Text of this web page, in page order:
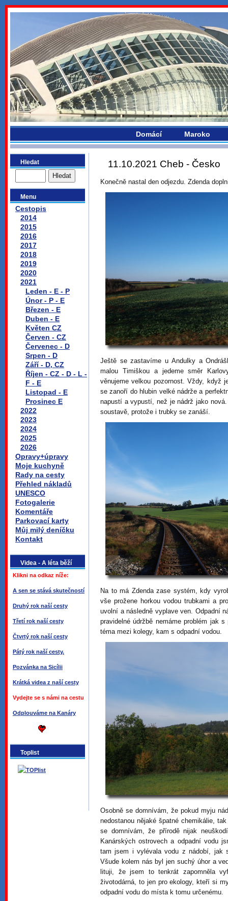
bydlikemevropou.com
Domácí Maroko
Hledat
Menu
Cestopis
2014
2015
2016
2017
2018
2019
2020
2021
Leden - E - P
Únor - P - E
Březen - E
Duben - E
Květen CZ
Červen - CZ
Červenec - D
Srpen - D
Září - D, CZ
Říjen - CZ - D - L -
F - E
Listopad - E
Prosinec E
2022
2023
2024
2025
2026
Opravy+úpravy
Moje kuchyně
Rady na cesty
Přehled nákladů
UNESCO
Fotogalerie
Komentáře
Parkovací karty
Můj milý deníčku
Kontakt
Videa - A léta běží
Klikni na odkaz níže:
A sen se stává skutečností
Druhý rok naší cesty
Třetí rok naší cesty
Čtvrtý rok naší cesty
Pátý rok naší cesty.
Pozvánka na Sicílii
Krátká videa z naší cesty
Vydejte se s námi na cestu
Odplouváme na Kanáry
Toplist
11.10.2021 Cheb - Česko
Konečně nastal den odjezdu. Zdenda
Ještě se zastavíme u Andulky a
malou Timiškou a jedeme směr
věnujeme velkou pozornost. Vždy, když
se zanoří do hlubin velké nádrže a
napustí a vypustí, než je nádrž jako
soustavě, protože i trubky se zanáší.
Na to má Zdenda zase systém, kdy
vše prožene horkou vodou trubkami a
uvolní a následně vyplave ven. Odpadní
pravidelné údržbě nemáme problém jak
téma mezi kolegy, kam s odpadní vodou.
Osobně se domnívám, že pokud myju
nedostanou nějaké špatné chemikálie,
se domnívám, že přírodě nijak
Kanárských ostrovech a odpadní vodu
tam jsem i vylévala vodu z nádobí, jak
Všude kolem nás byl jen suchý úhor a
lituji, že jsem to tenkrát zapomněla
životodárná, to jen pro ekology, kteří si
odpadní vodu do místa k tomu určenému.